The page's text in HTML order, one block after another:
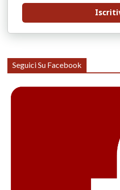
Seguici Su Facebook